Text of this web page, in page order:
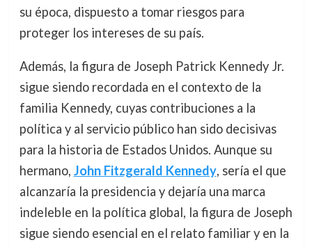
su época, dispuesto a tomar riesgos para
proteger los intereses de su país.
Además, la figura de Joseph Patrick Kennedy Jr.
sigue siendo recordada en el contexto de la
familia Kennedy, cuyas contribuciones a la
política y al servicio público han sido decisivas
para la historia de Estados Unidos. Aunque su
hermano, John Fitzgerald Kennedy, sería el que
alcanzaría la presidencia y dejaría una marca
indeleble en la política global, la figura de Joseph
sigue siendo esencial en el relato familiar y en la